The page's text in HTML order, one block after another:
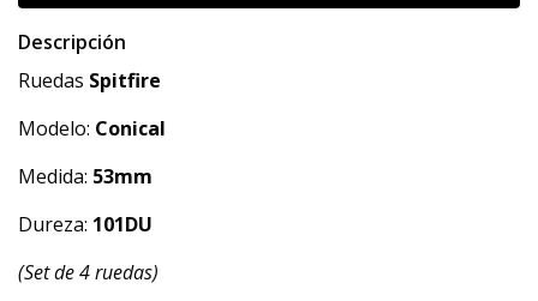
Descripción
Ruedas Spitfire
Modelo: Conical
Medida: 53mm
Dureza: 101DU
(Set de 4 ruedas)